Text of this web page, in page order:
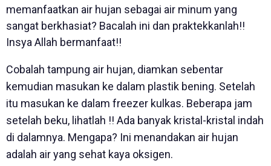
memanfaatkan air hujan sebagai air minum yang
sangat berkhasiat? Bacalah ini dan praktekkanlah!!
Insya Allah bermanfaat!!
Cobalah tampung air hujan, diamkan sebentar
kemudian masukan ke dalam plastik bening. Setelah
itu masukan ke dalam freezer kulkas. Beberapa jam
setelah beku, lihatlah !! Ada banyak kristal-kristal indah
di dalamnya. Mengapa? Ini menandakan air hujan
adalah air yang sehat kaya oksigen.